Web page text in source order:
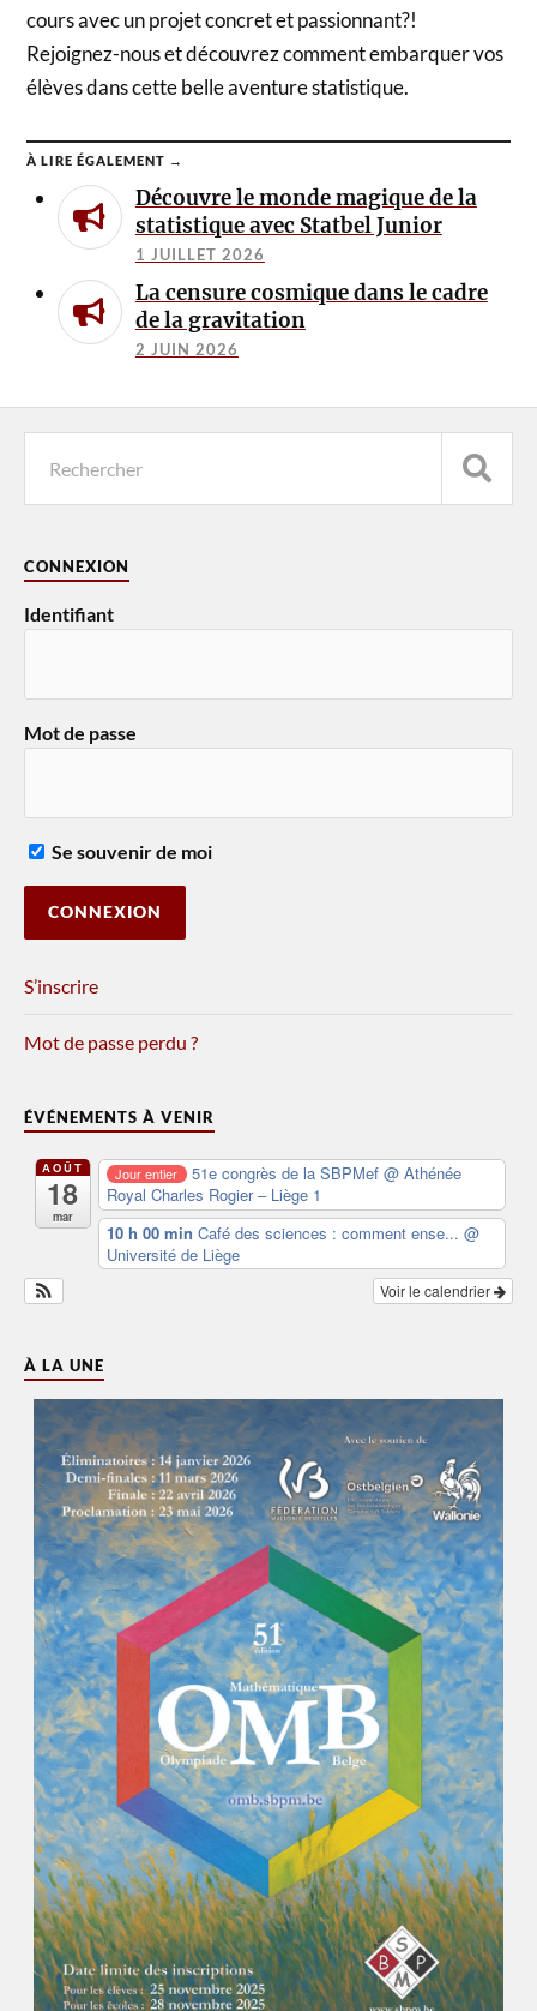
cours avec un projet concret et passionnant?!
Rejoignez-nous et découvrez comment embarquer vos
élèves dans cette belle aventure statistique.
À LIRE ÉGALEMENT →
Découvre le monde magique de la
statistique avec Statbel Junior
1 JUILLET 2026
La censure cosmique dans le cadre
de la gravitation
2 JUIN 2026
CONNEXION
Identifiant
Mot de passe
Se souvenir de moi
S’inscrire
Mot de passe perdu ?
ÉVÉNEMENTS À VENIR
AOÛT
18
mar
Jour entier 51e congrès de la SBPMef@ Athénée
Royal Charles Rogier – Liège 1
10 h 00 min Café des sciences : comment ense... @
Université de Liège
Voir le calendrier
À LA UNE